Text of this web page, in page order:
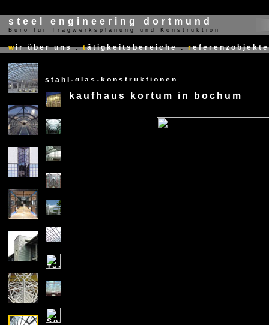
steel engineering dortmund
Büro für Tragwerksplanung und Konstruktion
wir über uns . tätigkeitsbereiche . referenzobjekte
stahl-glas-konstruktionen
X
kaufhaus kortum in bochum